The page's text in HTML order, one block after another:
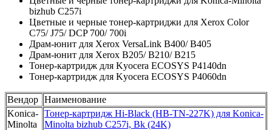
bizhub C257i
Цветные и черные тонер-картриджи для Xerox Color
C75/ J75/ DCP 700/ 700i
Драм-юнит для Xerox VersaLink B400/ B405
Драм-юнит для Xerox B205/ B210/ B215
Тонер-картридж для Kyocera ECOSYS P4140dn
Тонер-картридж для Kyocera ECOSYS P4060dn
Вендор Наименование
Konica-
Minolta
Тонер-картридж Hi-Black (HB-TN-227K) для Konica-
Minolta bizhub C257i, Bk (24K)